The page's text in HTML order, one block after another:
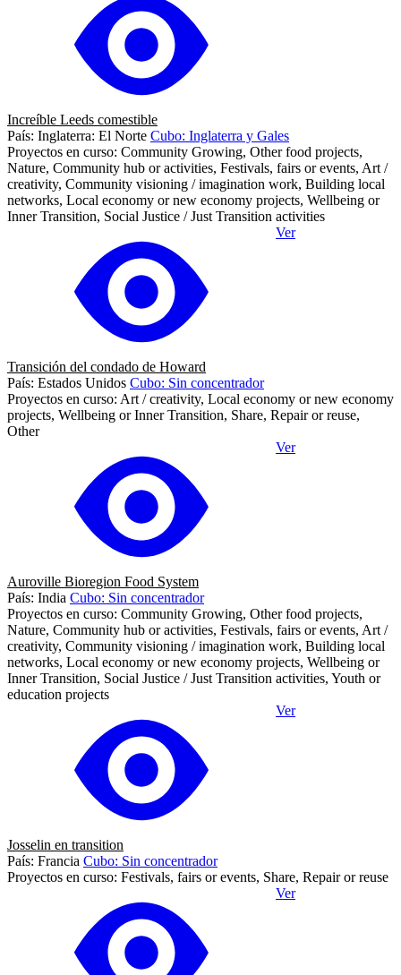
Increíble Leeds comestible
País: Inglaterra: El Norte Cubo: Inglaterra y Gales
Proyectos en curso: Community Growing, Other food projects,
Nature, Community hub or activities, Festivals, fairs or events, Art /
creativity, Community visioning / imagination work, Building local
networks, Local economy or new economy projects, Wellbeing or
Inner Transition, Social Justice / Just Transition activities
Ver
Transición del condado de Howard
País: Estados Unidos Cubo: Sin concentrador
Proyectos en curso: Art / creativity, Local economy or new economy
projects, Wellbeing or Inner Transition, Share, Repair or reuse,
Other
Ver
Auroville Bioregion Food System
País: India Cubo: Sin concentrador
Proyectos en curso: Community Growing, Other food projects,
Nature, Community hub or activities, Festivals, fairs or events, Art /
creativity, Community visioning / imagination work, Building local
networks, Local economy or new economy projects, Wellbeing or
Inner Transition, Social Justice / Just Transition activities, Youth or
education projects
Ver
Josselin en transition
País: Francia Cubo: Sin concentrador
Proyectos en curso: Festivals, fairs or events, Share, Repair or reuse
Ver